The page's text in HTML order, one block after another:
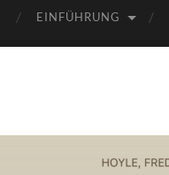
EINFÜHRUNG